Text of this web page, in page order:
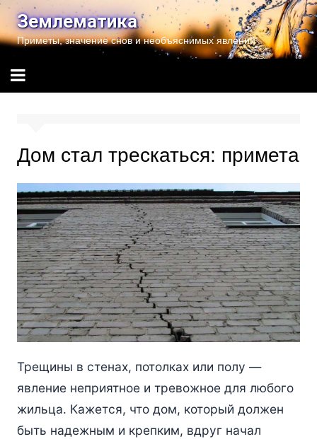
Перейти
содержимому
Землематика
Приметы, значение снов и необъяснимых явлений
Дом стал трескаться: примета
Трещины в стенах, потолках или полу —
явление неприятное и тревожное для любого
жильца. Кажется, что дом, который должен
быть надежным и крепким, вдруг начал